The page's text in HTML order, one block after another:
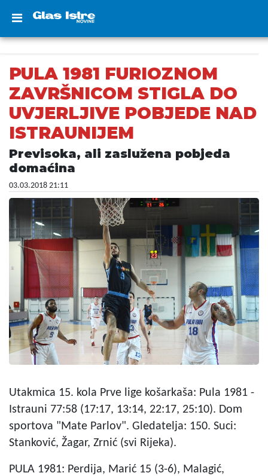
PULA 1981 FURIOZNOM
ZAVRŠNICOM STIGLA DO
UVJERLJIVE POBJEDE NAD
ISTRAUNIJEM
Previsoka, ali zaslužena pobjeda
domaćina
03.03.2018 21:11
Utakmica 15. kola Prve lige košarkaša: Pula 1981 -
Istrauni 77:58 (17:17, 13:14, 22:17, 25:10). Dom
sportova "Mate Parlov". Gledatelja: 150. Suci:
Stanković, Žagar, Zrnić (svi Rijeka).
PULA 1981: Perdija, Marić 15 (3-6), Malagić,